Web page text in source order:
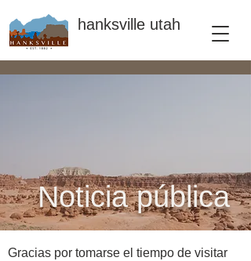
hanksville utah
Noticia pública
Gracias por tomarse el tiempo de visitar